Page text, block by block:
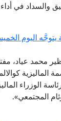
والسداد في
اليوم
محمد عياد،
الوزراء
المجتمعي».